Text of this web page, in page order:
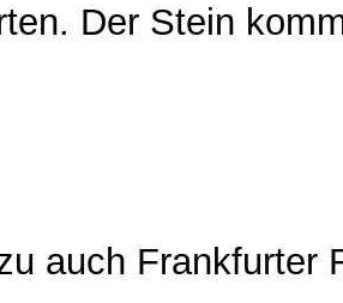
Der Stein
auch Frankfurter